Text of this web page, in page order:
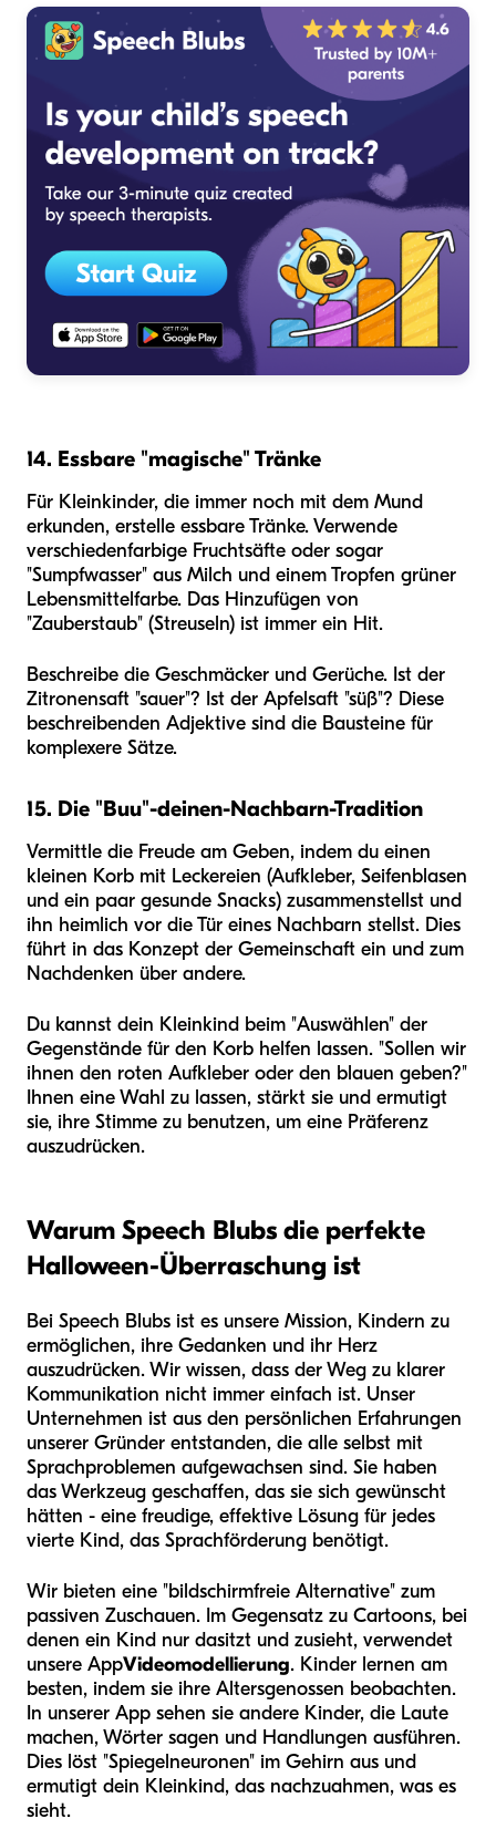
14. Essbare "magische" Tränke
Für Kleinkinder, die immer noch mit dem Mund
erkunden, erstelle essbare Tränke. Verwende
verschiedenfarbige Fruchtsäfte oder sogar
"Sumpfwasser" aus Milch und einem Tropfen grüner
Lebensmittelfarbe. Das Hinzufügen von
"Zauberstaub" (Streuseln) ist immer ein Hit.
Beschreibe die Geschmäcker und Gerüche. Ist der
Zitronensaft "sauer"? Ist der Apfelsaft "süß"? Diese
beschreibenden Adjektive sind die Bausteine für
komplexere Sätze.
15. Die "Buu"-deinen-Nachbarn-Tradition
Vermittle die Freude am Geben, indem du einen
kleinen Korb mit Leckereien (Aufkleber, Seifenblasen
und ein paar gesunde Snacks) zusammenstellst und
ihn heimlich vor die Tür eines Nachbarn stellst. Dies
führt in das Konzept der Gemeinschaft ein und zum
Nachdenken über andere.
Du kannst dein Kleinkind beim "Auswählen" der
Gegenstände für den Korb helfen lassen. "Sollen wir
ihnen den roten Aufkleber oder den blauen geben?"
Ihnen eine Wahl zu lassen, stärkt sie und ermutigt
sie, ihre Stimme zu benutzen, um eine Präferenz
auszudrücken.
Warum Speech Blubs die perfekte
Halloween-Überraschung ist
Bei Speech Blubs ist es unsere Mission, Kindern zu
ermöglichen, ihre Gedanken und ihr Herz
auszudrücken. Wir wissen, dass der Weg zu klarer
Kommunikation nicht immer einfach ist. Unser
Unternehmen ist aus den persönlichen Erfahrungen
unserer Gründer entstanden, die alle selbst mit
Sprachproblemen aufgewachsen sind. Sie haben
das Werkzeug geschaffen, das sie sich gewünscht
hätten - eine freudige, effektive Lösung für jedes
vierte Kind, das Sprachförderung benötigt.
Wir bieten eine "bildschirmfreie Alternative" zum
passiven Zuschauen. Im Gegensatz zu Cartoons, bei
denen ein Kind nur dasitzt und zusieht, verwendet
unsere AppVideomodellierung. Kinder lernen am
besten, indem sie ihre Altersgenossen beobachten.
In unserer App sehen sie andere Kinder, die Laute
machen, Wörter sagen und Handlungen ausführen.
Dies löst "Spiegelneuronen" im Gehirn aus und
ermutigt dein Kleinkind, das nachzuahmen, was es
sieht.